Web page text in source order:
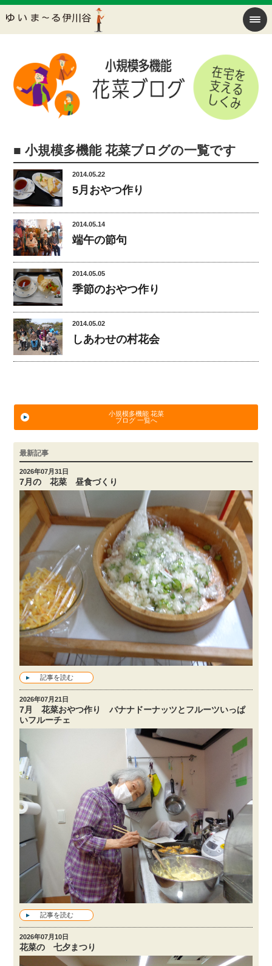
■ 小規模多機能 花菜ブログの一覧です
2014.05.22
5月おやつ作り
2014.05.14
端午の節句
2014.05.05
季節のおやつ作り
2014.05.02
しあわせの村花会
小規模多機能 花菜
ブログ 一覧へ
最新記事
2026年07月31日
7月の 花菜 昼食づくり
記事を読む
2026年07月21日
7月 花菜おやつ作り バナナドーナッツとフルーツいっぱ
いフルーチェ
記事を読む
2026年07月10日
花菜の 七夕まつり